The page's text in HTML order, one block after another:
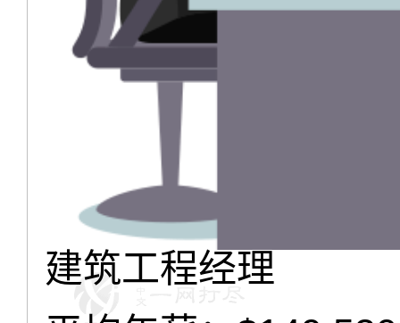
建筑工程经理